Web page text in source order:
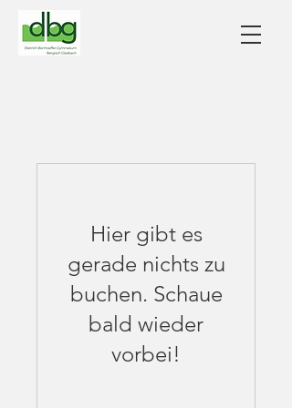
Hier gibt es
gerade nichts zu
buchen. Schaue
bald wieder
vorbei!